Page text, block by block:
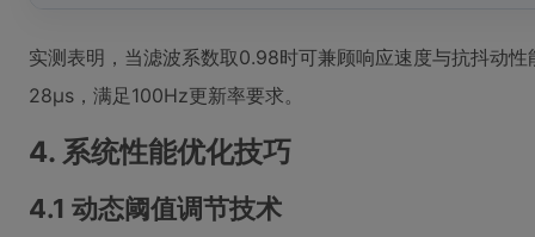
实测表明，当滤波系数取0.98时可兼顾响应速度与抗抖动
28μs，满足100Hz更新率要求。
4. 系统性能优化技巧
4.1 动态阈值调节技术